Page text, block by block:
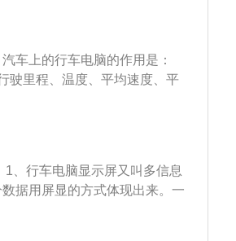
车上的行车电脑的作用是：
驶里程、温度、平均速度、平
休息等功能；2、不是所有的
的车应该也有行车电脑；3、
屏幕，可以显示以上的信息供
、行车电脑显示屏又叫多信息
据用屏显的方式体现出来。一
车电脑电脑显示有平均油